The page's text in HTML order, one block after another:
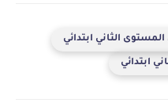
الثاني ابتدائي
ابتدائي